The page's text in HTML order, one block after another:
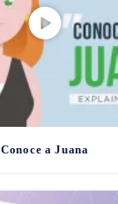
Conoce a Juana